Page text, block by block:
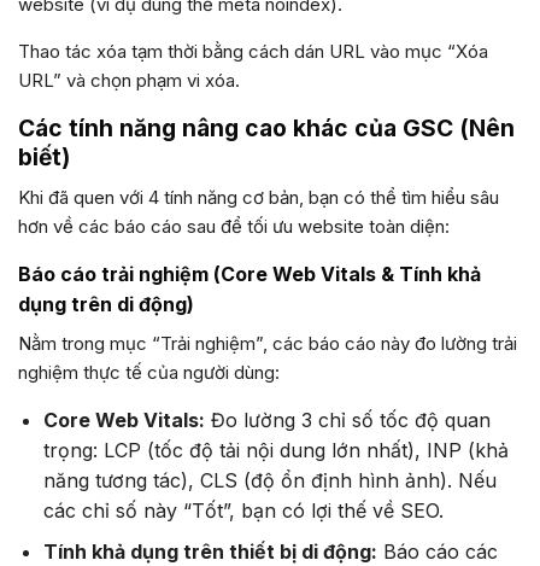
Thao tác xóa tạm thời bằng cách dán URL vào mục “Xóa
URL” và chọn phạm vi xóa.
Các tính năng nâng cao khác của GSC (Nên
biết)
Khi đã quen với 4 tính năng cơ bản, bạn có thể tìm hiểu sâu
hơn về các báo cáo sau để tối ưu website toàn diện:
Báo cáo trải nghiệm (Core Web Vitals & Tính khả
dụng trên di động)
Nằm trong mục “Trải nghiệm”, các báo cáo này đo lường trải
nghiệm thực tế của người dùng:
Core Web Vitals: Đo lường 3 chỉ số tốc độ quan
trọng: LCP (tốc độ tải nội dung lớn nhất), INP (khả
năng tương tác), CLS (độ ổn định hình ảnh). Nếu
các chỉ số này “Tốt”, bạn có lợi thế về SEO.
Tính khả dụng trên thiết bị di động: Báo cáo các